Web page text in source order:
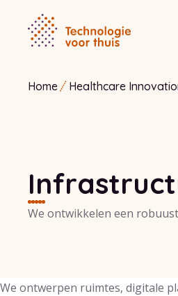
Home Healthcare
We ontwikkelen een
We ontwerpen ruimtes, digitale